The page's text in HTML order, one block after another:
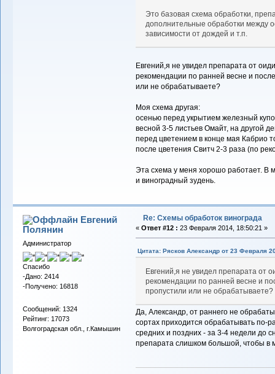
Это базовая схема обработки,
дополнительные обработки между
зависимости от дождей и т.п.
Евгений,я не увидел препарата от
рекомендации по ранней весне и
или не обрабатываете?
Моя схема другая:
осенью перед укрытием железный
весной 3-5 листьев Омайт, на другой
перед цветением в конце мая Кабрио
после цветения Свитч 2-3 раза (по
Эта схема у меня хорошо работает. В
и виноградный зудень.
Евгений
Полянин
Администратор
Спасибо
-Дано: 2414
-Получено: 16818
Сообщений: 1324
Рейтинг: 17073
Волгоградская обл., г.Камышин
Re: Схемы обработок винограда
« Ответ #12 : 23 Февраля 2014, 18:50:21 »
Цитата: Рясков Александр от 23 Февраля
Евгений,я не увидел препарата от
рекомендации по ранней весне и
пропустили или не обрабатываете?
Да, Александр, от раннего не
сортах приходится обрабатывать по-
средних и поздних - за 3-4 недели до
препарата слишком большой, чтобы в